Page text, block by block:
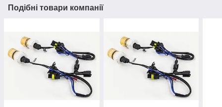
Подібні товари компанії